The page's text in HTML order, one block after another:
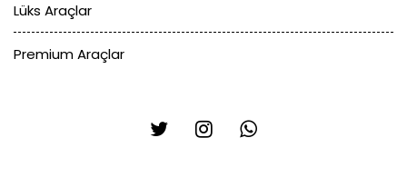
Lüks Araçlar
Premium Araçlar